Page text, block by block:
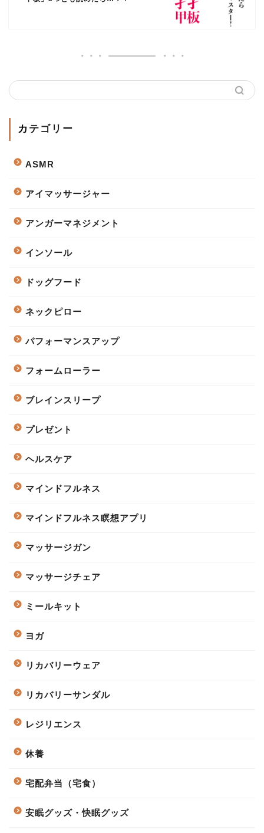
カテゴリー
ASMR
アイマッサージャー
アンガーマネジメント
インソール
ドッグフード
ネックピロー
パフォーマンスアップ
フォームローラー
ブレインスリープ
プレゼント
ヘルスケア
マインドフルネス
マインドフルネス瞑想アプリ
マッサージガン
マッサージチェア
ミールキット
ヨガ
リカバリーウェア
リカバリーサンダル
レジリエンス
休養
宅配弁当（宅食）
安眠グッズ・快眠グッズ